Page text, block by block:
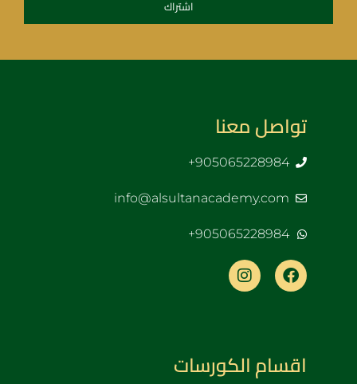
تواصل معنا
905065228984+
info@alsultanacademy.com
905065228984+
اقسام الكورسات